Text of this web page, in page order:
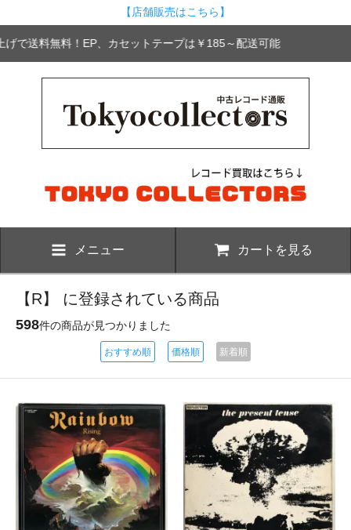
【店舗販売はこちら】
で送料無料！EP、カセットテープは￥185～配送可能
メニュー カートを見る
【R】 に登録されている商品
598件の商品が見つかりました
おすすめ順 価格順 新着順